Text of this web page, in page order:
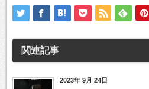
関連記事
2023年 9月 24日